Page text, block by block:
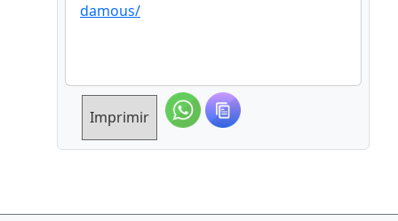
damous/
Imprimir